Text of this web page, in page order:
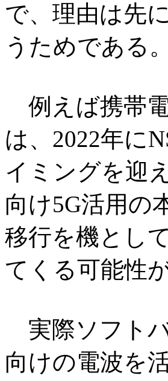
で、理由は先
うためである。
例えば携帯
は、2022年に
イミングを迎
向け5G活用の
移行を機とし
てくる可能性
実際ソフト
向けの電波を